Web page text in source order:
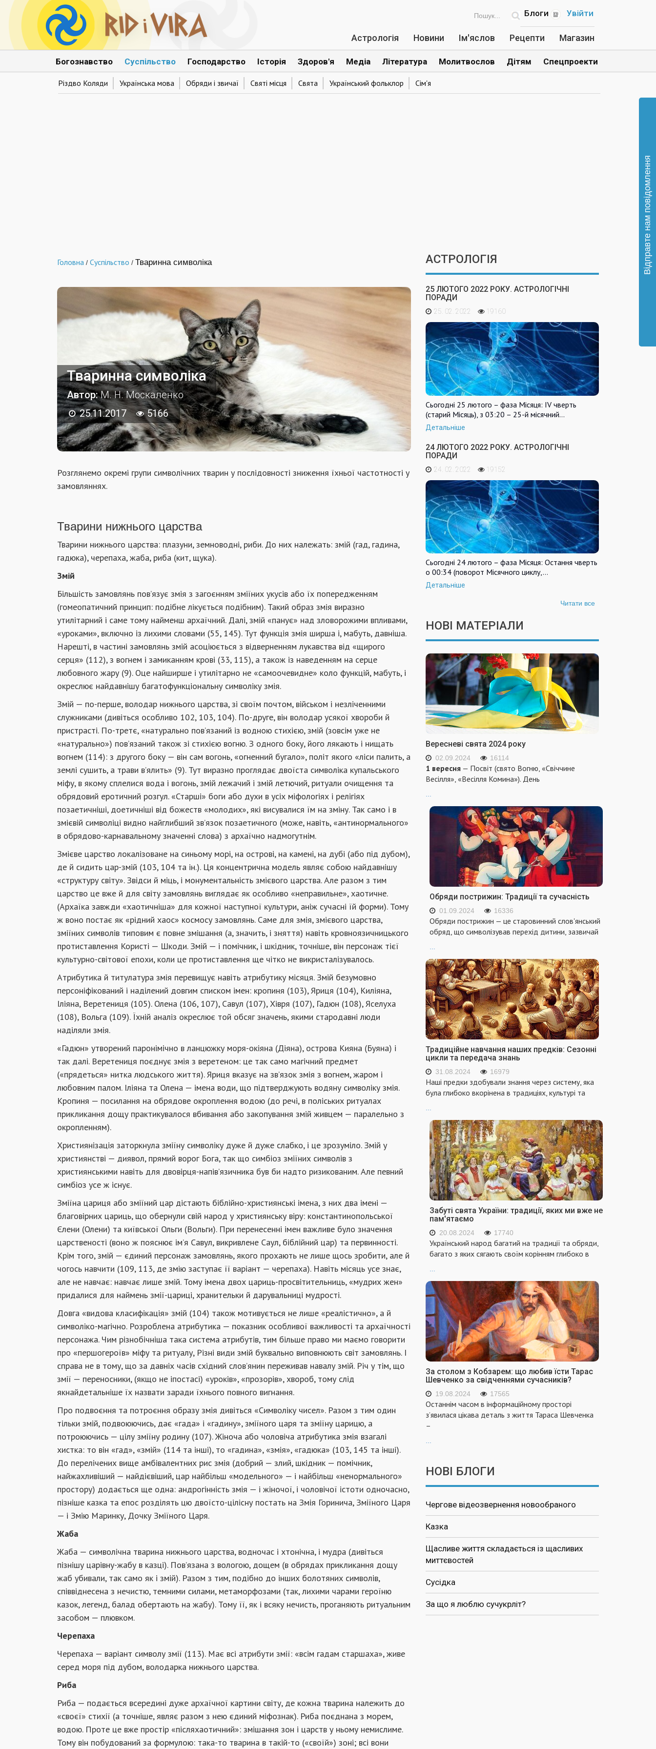
Увійти
Блоги
Астрологія Новини Ім'яслов Рецепти Магазин
Богознавство Суспільство
Різдво Коляди Українська мова Обряди і звичаї Святі місця Свята Український фольклор Сім'я
Господарство Історія Здоров'я Медіа Література Молитвослов Дітям Спецпроекти
Головна / Суспільство / Тваринна символіка
Тваринна символіка
Автор:М. Н. Москаленко
25.11.2017
5166
Розглянемо окремі групи символічних тварин у послідовності зниження їхньої частотності у
замовляннях.
Тварини нижнього царства
Тварини нижнього царства: плазуни, земноводні, риби. До них належать: змій (гад, гадина,
гадюка), черепаха, жаба, риба (кит, щука).
Змій
Більшість замовлянь пов’язує змія з загоєнням зміїних укусів або їх попередженням
(гомеопатичний принцип: подібне лікується подібним). Такий образ змія виразно
утилітарний і саме тому найменш архаїчний. Далі, змій «панує» над зловорожими впливами,
«уроками», включно із лихими словами (55, 145). Тут функція змія ширша і, мабуть, давніша.
Нарешті, в частині замовлянь змій асоціюється з відверненням лукавства від «щирого
серця» (112), з вогнем і замиканням крові (33, 115), а також із наведенням на серце
любовного жару (9). Оце найширше і утилітарно не «самоочевидне» коло функцій, мабуть, і
окреслює найдавнішу багатофункціональну символіку змія.
Змій — по-перше, володар нижнього царства, зі своїм почтом, військом і незліченними
служниками (дивіться особливо 102, 103, 104). По-друге, він володар усякої хвороби й
пристрасті. По-третє, «натурально пов’язаний із водною стихією, змій (зовсім уже не
«натурально») пов’язаний також зі стихією вогню. З одного боку, його лякають і нищать
вогнем (114): з другого боку — він сам вогонь, «огненний бугало», політ якого «ліси палить, а
землі сушить, а трави в’ялить» (9). Тут виразно проглядає двоїста символіка купальського
міфу, в якому сплелися вода і вогонь, змій лежачий і змій летючий, ритуали очищення та
обрядовий еротичний розгул. «Старші» боги або духи в усіх міфологіях і релігіях
позаетичніші, доетичніші від божеств «молодих», які висувалися їм на зміну. Так само і в
змієвій символіці видно найглибший зв’язок позаетичного (може, навіть, «антинормального»
в обрядово-карнавальному значенні слова) з архаїчно надмогутнім.
Змієве царство локалізоване на синьому морі, на острові, на камені, на дубі (або під дубом),
де й сидить цар-змій (103, 104 та ін.). Ця концентрична модель являє собою найдавнішу
«структуру світу». Звідси й міць, і монументальність змієвого царства. Але разом з тим
царство це вже й для світу замовлянь виглядає як особливо «неправильне», хаотичне.
(Архаїка завжди «хаотичніша» для кожної наступної культури, аніж сучасні їй форми). Тому
ж воно постає як «рідний хаос» космосу замовлянь. Саме для змія, змієвого царства,
зміїних символів типовим є повне змішання (а, значить, і зняття) навіть кровноязичницького
протиставлення Користі — Шкоди. Змій — і помічник, і шкідник, точніше, він персонаж тієї
культурно-світової епохи, коли це протиставлення ще чітко не викристалізувалось.
Атрибутика й титулатура змія перевищує навіть атрибутику місяця. Змій безумовно
персоніфікований і наділений довгим списком імен: кропиня (103), Яриця (104), Киліяна,
Іліяна, Веретениця (105). Олена (106, 107), Савул (107), Хівря (107), Гадюн (108), Яселуха
(108), Вольга (109). Їхній аналіз окреслює той обсяг значень, якими стародавні люди
наділяли змія.
«Гадюн» утворений паронімічно в ланцюжку моря-окіяна (Діяна), острова Кияна (Буяна) і
так далі. Веретениця поєднує змія з веретеном: це так само магічний предмет
(«прядеться» нитка людського життя). Яриця вказує на зв’язок змія з вогнем, жаром і
любовним палом. Іліяна та Олена — імена води, що підтверджують водяну символіку змія.
Кропиня — посилання на обрядове окроплення водою (до речі, в поліських ритуалах
прикликання дощу практикувалося вбивання або закопування змій живцем — паралельно з
окропленням).
Християнізація заторкнула зміїну символіку дуже й дуже слабко, і це зрозуміло. Змій у
християнстві — диявол, прямий ворог Бога, так що симбіоз зміїних символів з
християнськими навіть для двовірця-напів’язичника був би надто ризикованим. Але певний
симбіоз усе ж існує.
Зміїна цариця або зміїний цар дістають біблійно-християнські імена, з них два імені —
благовірних цариць, що обернули свій народ у християнську віру: константинопольської
Єлени (Олени) та київської Ольги (Вольги). При перенесенні імен важливе було значення
царственості (воно ж пояснює ім’я Савул, викривлене Саул, біблійний цар) та первинності.
Крім того, змій — єдиний персонаж замовлянь, якого прохають не лише щось зробити, але й
чогось навчити (109, 113, де змію заступає її варіант — черепаха). Навіть місяць усе знає,
але не навчає: навчає лише змій. Тому імена двох цариць-просвітительниць, «мудрих жен»
придалися для наймень змії-цариці, хранительки й дарувальниці мудрості.
Довга «видова класифікація» змій (104) також мотивується не лише «реалістично», а й
символіко-магічно. Розроблена атрибутика — показник особливої важливості та архаїчності
персонажа. Чим різнобічніша така система атрибутів, тим більше право ми маємо говорити
про «першогероїв» міфу та ритуалу, Різні види змій буквально виповнюють світ замовлянь. І
справа не в тому, що за давніх часів східний слов’янин переживав навалу змій. Річ у тім, що
змії — переносники, (якщо не іпостасі) «уроків», «прозорів», хвороб, тому слід
якнайдетальніше їх назвати заради їхнього повного вигнання.
Про подвоєння та потроєння образу змія дивіться «Символіку чисел». Разом з тим один
тільки змій, подвоюючись, дає «гада» і «гадину», зміїного царя та зміїну царицю, а
потроюючись — цілу зміїну родину (107). Жіноча або чоловіча атрибутика змія взагалі
хистка: то він «гад», «змій» (114 та інші), то «гадина», «змія», «гадюка» (103, 145 та інші).
До перелічених вище амбівалентних рис змія (добрий — злий, шкідник — помічник,
найжахливіший — найдієвіший, цар найбільш «модельного» — і найбільш «ненормального»
простору) додається ще одна: андрогінність змія — і жіночої, і чоловічої істоти одночасно,
пізніше казка та епос розділять цю двоїсто-цілісну постать на Змія Горинича, Зміїного Царя
— і Змію Маринку, Дочку Зміїного Царя.
Жаба
Жаба — символічна тварина нижнього царства, водночас і хтонічна, і мудра (дивіться
пізнішу царівну-жабу в казці). Пов’язана з вологою, дощем (в обрядах прикликання дощу
жаб убивали, так само як і змій). Разом з тим, подібно до інших болотяних символів,
співвіднесена з нечистю, темними силами, метаморфозами (так, лихими чарами героїню
казок, легенд, балад обертають на жабу). Тому її, як і всяку нечисть, проганяють ритуальним
засобом — плювком.
Черепаха
Черепаха — варіант символу змії (113). Має всі атрибути змії: «всім гадам старшаха», живе
серед моря під дубом, володарка нижнього царства.
Риба
Риба — подається всередині дуже архаїчної картини світу, де кожна тварина належить до
«своєї» стихії (а точніше, являє разом з нею єдиний міфознак). Риба поєднана з морем,
водою. Проте це вже простір «післяхаотичний»: змішання зон і царств у ньому немислиме.
Тому він побудований за формулою: така-то тварина в такій-то («своїй») зоні; всі вони
АСТРОЛОГІЯ
25 ЛЮТОГО 2022 РОКУ. АСТРОЛОГІЧНІ
ПОРАДИ
25. 02. 2022 19160
Сьогодні 25 лютого – фаза Місяця: IV чверть
(старий Місяць), з 03:20 – 25-й місячний…
Детальніше
24 ЛЮТОГО 2022 РОКУ. АСТРОЛОГІЧНІ
ПОРАДИ
24. 02. 2022 19152
Сьогодні 24 лютого – фаза Місяця: Остання чверть
о 00:34 (поворот Місячного циклу,…
Детальніше
Читати все
НОВІ МАТЕРІАЛИ
Вересневі свята 2024 року
02.09.2024 16114
1 вересня — Посвіт (свято Вогню, «Свіччине
Весілля», «Весілля Комина»). День
...
Обряди пострижин: Традиції та сучасність
01.09.2024 16336
Обряди пострижин — це старовинний слов'янський
обряд, що символізував перехід дитини, зазвичай
...
Традиційне навчання наших предків: Сезонні
цикли та передача знань
31.08.2024 16979
Наші предки здобували знання через систему, яка
була глибоко вкорінена в традиціях, культурі та
...
Забуті свята України: традиції, яких ми вже не
пам'ятаємо
20.08.2024 17740
Український народ багатий на традиції та обряди,
багато з яких сягають своїм корінням глибоко в
...
За столом з Кобзарем: що любив їсти Тарас
Шевченко за свідченнями сучасників?
19.08.2024 17565
Останнім часом в інформаційному просторі
з’явилася цікава деталь з життя Тараса Шевченка
–
...
НОВІ БЛОГИ
Чергове відеозвернення новообраного
Казка
Щасливе життя складається із щасливих
миттєвостей
Сусідка
За що я люблю сучукрліт?
Відправте нам повідомлення